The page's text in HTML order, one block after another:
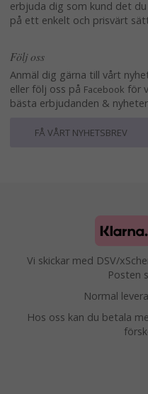
erbjuda dig som kund det du
på ett enkelt och prisvärt
Följ oss
Anmäl dig gärna till vårt
eller följ oss på Facebook för
bästa erbjudanden &
FÅ VÅRT NYHETSBREV
Vi skickar med DSV/
Posten
Normal
Hos oss kan du betala